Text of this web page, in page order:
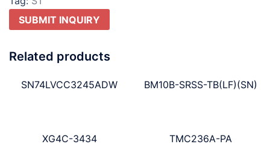
SUBMIT INQUIRY
Related products
SN74LVCC3245ADW BM10B-SRSS-TB(LF)(SN)
XG4C-3434 TMC236A-PA